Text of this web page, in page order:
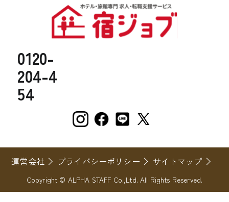
0120-
204-4
54
運営会社 プライバシーポリシー サイトマップ
Copyright © ALPHA STAFF Co.,Ltd. All Rights Reserved.